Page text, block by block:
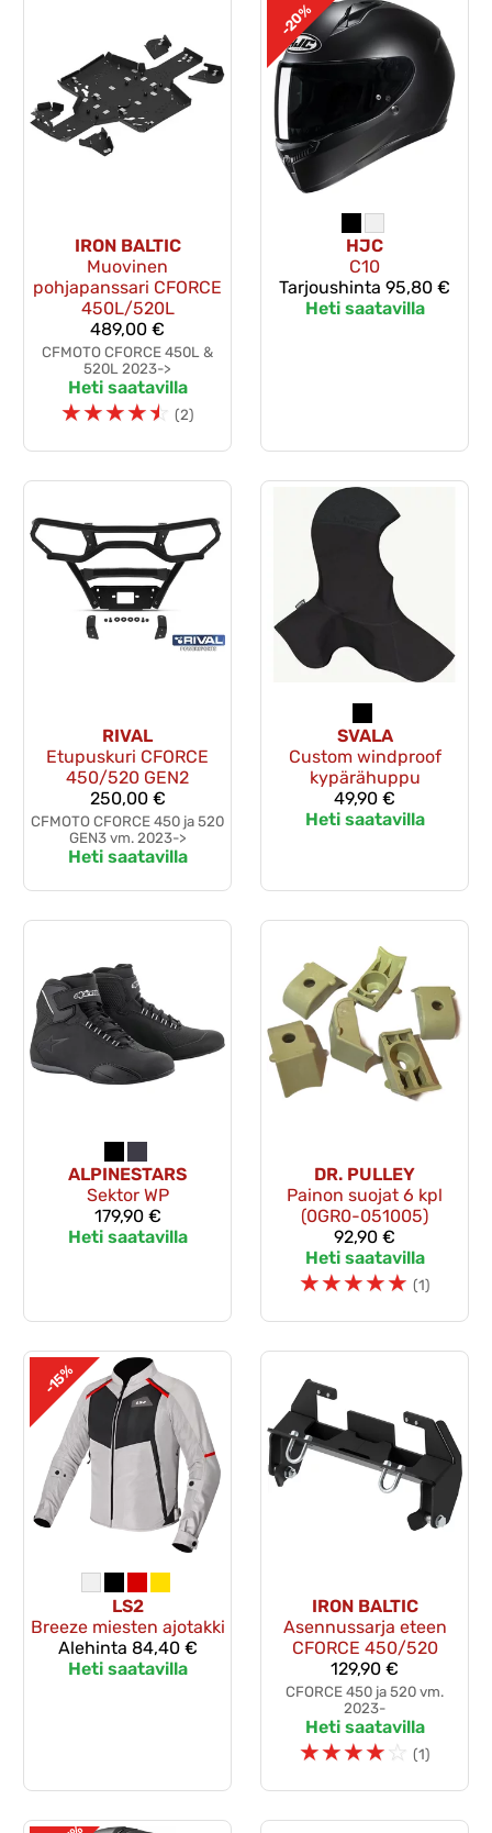
IRON BALTIC
Muovinen
pohjapanssari CFORCE
450L/520L
489,00 €
CFMOTO CFORCE 450L &
520L 2023->
Heti saatavilla
☆☆☆☆☆ (2)
-20%
HJC
C10
Tarjoushinta 95,80 €
Heti saatavilla
RIVAL
Etupuskuri CFORCE
450/520 GEN2
250,00 €
CFMOTO CFORCE 450 ja 520
GEN3 vm. 2023->
Heti saatavilla
SVALA
Custom windproof
kypärähuppu
49,90 €
Heti saatavilla
ALPINESTARS
Sektor WP
179,90 €
Heti saatavilla
DR. PULLEY
Painon suojat 6 kpl
(0GR0-051005)
92,90 €
Heti saatavilla
☆☆☆☆☆ (1)
-15%
LS2
Breeze miesten ajotakki
Alehinta 84,40 €
Heti saatavilla
IRON BALTIC
Asennussarja eteen
CFORCE 450/520
129,90 €
CFORCE 450 ja 520 vm.
2023-
Heti saatavilla
☆☆☆☆☆ (1)